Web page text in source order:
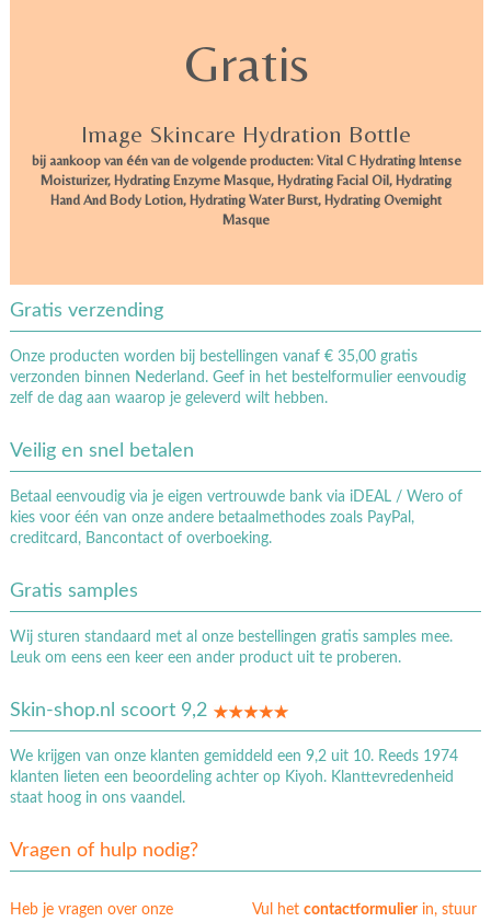
Gratis
Image Skincare Hydration Bottle
bij aankoop van één van de volgende producten: Vital C Hydrating Intense
Moisturizer, Hydrating Enzyme Masque, Hydrating Facial Oil, Hydrating
Hand And Body Lotion, Hydrating Water Burst, Hydrating Overnight
Masque
Gratis verzending
Onze producten worden bij bestellingen vanaf € 35,00 gratis
verzonden binnen Nederland. Geef in het bestelformulier eenvoudig
zelf de dag aan waarop je geleverd wilt hebben.
Veilig en snel betalen
Betaal eenvoudig via je eigen vertrouwde bank via iDEAL / Wero of
kies voor één van onze andere betaalmethodes zoals PayPal,
creditcard, Bancontact of overboeking.
Gratis samples
Wij sturen standaard met al onze bestellingen gratis samples mee.
Leuk om eens een keer een ander product uit te proberen.
Skin-shop.nl scoort 9,2
We krijgen van onze klanten gemiddeld een 9,2 uit 10. Reeds 1974
klanten lieten een beoordeling achter op Kiyoh. Klanttevredenheid
staat hoog in ons vaandel.
Vragen of hulp nodig?
Heb je vragen over onze
Vul hetcontactformulierin, stuur